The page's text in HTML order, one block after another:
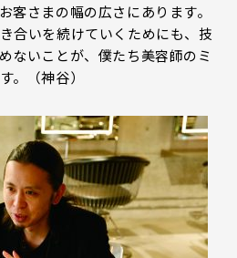
客さまの幅の広さにあります。
合いを続けていくためにも、技
ないことが、僕たち美容師のミ
。（神谷）